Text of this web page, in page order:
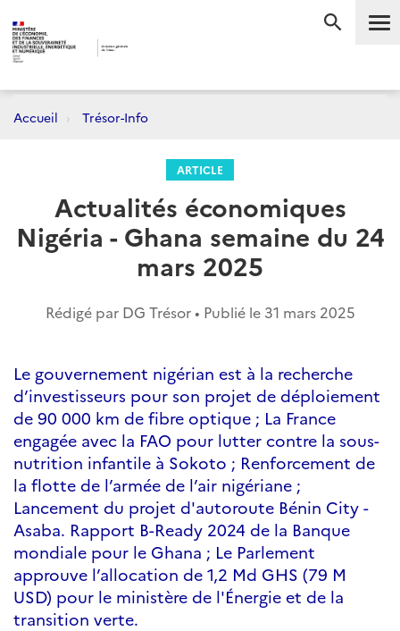
Accueil Trésor-Info
ARTICLE
Actualités économiques
Nigéria - Ghana semaine du 24
mars 2025
Rédigé par DG Trésor • Publié le 31 mars 2025
Le gouvernement nigérian est à la recherche
d’investisseurs pour son projet de déploiement
de 90 000 km de fibre optique ; La France
engagée avec la FAO pour lutter contre la sous-
nutrition infantile à Sokoto ; Renforcement de
la flotte de l’armée de l’air nigériane ;
Lancement du projet d'autoroute Bénin City -
Asaba. Rapport B-Ready 2024 de la Banque
mondiale pour le Ghana ; Le Parlement
approuve l’allocation de 1,2 Md GHS (79 M
USD) pour le ministère de l'Énergie et de la
transition verte.